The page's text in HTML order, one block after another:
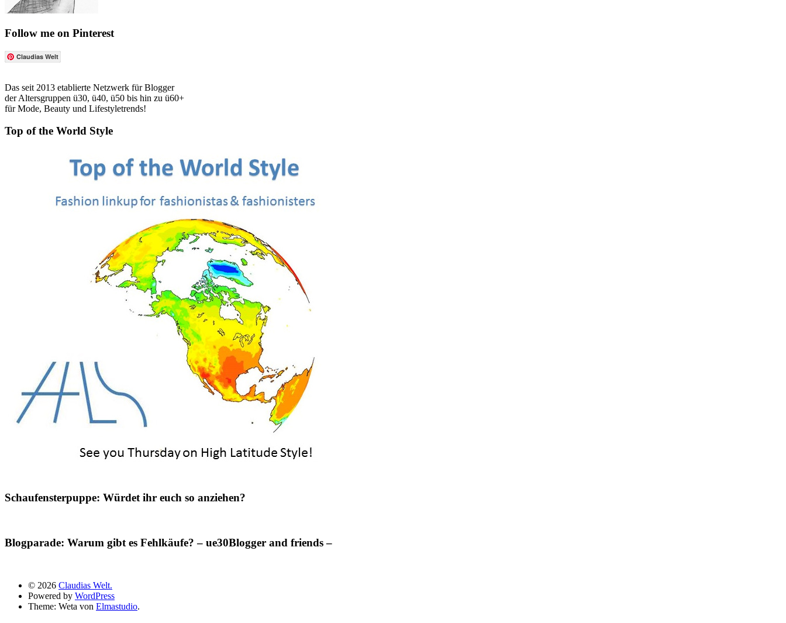
Follow me on Pinterest
Claudias Welt
Das seit 2013 etablierte Netzwerk für Blogger
der Altersgruppen ü30, ü40, ü50 bis hin zu ü60+
für Mode, Beauty und Lifestyletrends!
Top of the World Style
Schaufensterpuppe: Würdet ihr euch so anziehen?
Blogparade: Warum gibt es Fehlkäufe? – ue30Blogger and friends –
© 2026 Claudias Welt.
Powered by WordPress
Theme: Weta von Elmastudio.